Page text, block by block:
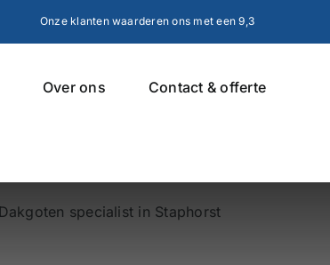
Onze klanten waarderen ons met een 9,3
Over ons Contact & offerte